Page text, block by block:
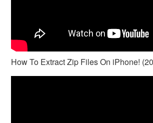
How To Extract Zip Files On iPhone!